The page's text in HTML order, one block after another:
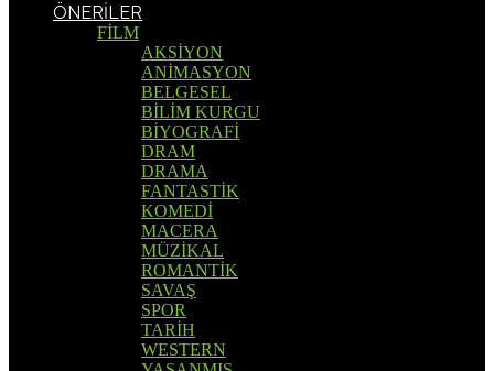
ÖNERİLER
FİLM
AKSİYON
ANİMASYON
BELGESEL
BİLİM KURGU
BİYOGRAFİ
DRAM
DRAMA
FANTASTİK
KOMEDİ
MACERA
MÜZİKAL
ROMANTİK
SAVAŞ
SPOR
TARİH
WESTERN